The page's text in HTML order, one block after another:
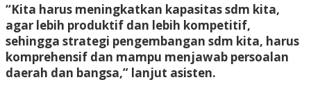
“Kita harus meningkatkan kapasitas sdm kita,
agar lebih produktif dan lebih kompetitif,
sehingga strategi pengembangan sdm kita, harus
komprehensif dan mampu menjawab persoalan
daerah dan bangsa,” lanjut asisten.